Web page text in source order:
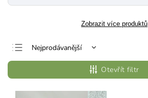
Zobrazit více produktů
Nejprodávanější
Nejlevnější
Nejdražší
Otevřít filtr